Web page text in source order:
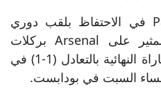
نجح Paris Saint-Germain في الاحتفاظ بلقب دوري
أبطال أوروبا بعد فوزه المثير على Arsenal بركلات
الترجيح (4-3)، إثر انتهاء المباراة النهائية بالتعادل (1-1) في
مساء السبت في بودابست.